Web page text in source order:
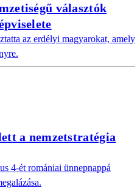
választók
az erdélyi magyarokat, amely
a nemzetstratégia
4-ét romániai ünnepnappá